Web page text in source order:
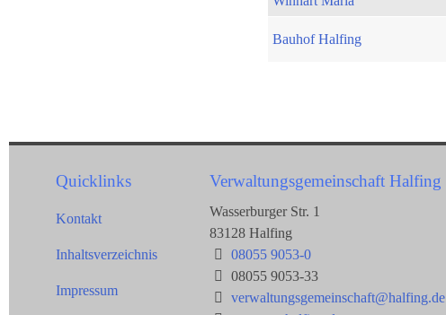
Bauhof Halfing
Quicklinks
Kontakt
Inhaltsverzeichnis
Impressum
Verwaltungsgemeinschaft Halfing
Wasserburger Str. 1
83128 Halfing
08055 9053-0
08055 9053-33
verwaltungsgemeinschaft@halfing.de